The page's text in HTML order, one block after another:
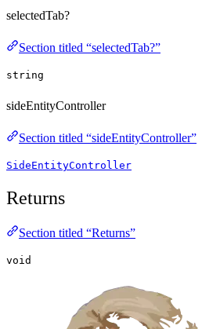
selectedTab?
Section titled “selectedTab?”
string
sideEntityController
Section titled “sideEntityController”
SideEntityController
Returns
Section titled “Returns”
void